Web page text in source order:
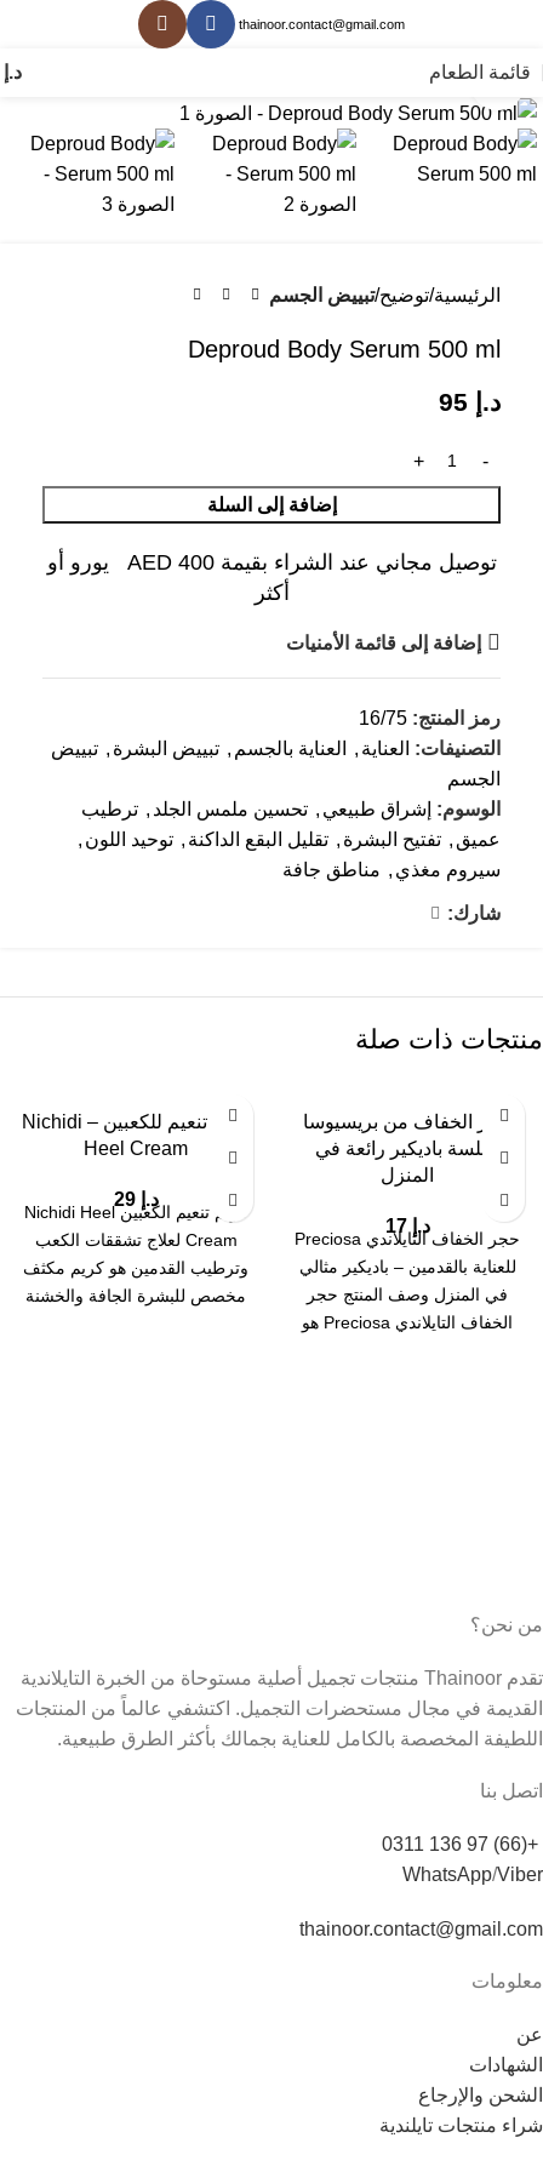
thainoor.contact@gmail.com
قائمة الطعام د.إ
انقر للتكبير
الرئيسية توضيح تبييض الجسم
Deproud Body Serum 500 ml
د.إ
إضافة إلى السلة
توصيل مجاني عند الشراء بقيمة AED 400 يورو أو
أكثر
إضافة إلى قائمة الأمنيات
رمز المنتج: 16/75
التصنيفات: العناية , العناية بالجسم , تبييض البشرة , تبييض
الجسم
الوسوم: إشراق طبيعي , تحسين ملمس الجلد , ترطيب
عميق , تفتيح البشرة , تقليل البقع الداكنة , توحيد اللون ,
سيروم مغذي , مناطق جافة
شارك:
منتجات ذات صلة
حجر الخفاف من بريسيوسا
لجلسة باديكير رائعة في
المنزل
د.إ 17
حجر الخفاف التايلاندي Preciosa
للعناية بالقدمين – باديكير مثالي
في المنزل وصف المنتج حجر
الخفاف التايلاندي Preciosa هو
كريم تنعيم للكعبين – Nichidi
Heel Cream
د.إ 29
كريم تنعيم الكعبين Nichidi Heel
Cream لعلاج تشققات الكعب
وترطيب القدمين هو كريم مكثف
مخصص للبشرة الجافة والخشنة
من نحن؟
تقدم Thainoor منتجات تجميل أصلية مستوحاة من الخبرة التايلاندية
القديمة في مجال مستحضرات التجميل. اكتشفي عالماً من المنتجات
اللطيفة المخصصة بالكامل للعناية بجمالك بأكثر الطرق طبيعية.
اتصل بنا
+(66) 97 136 0311
WhatsApp/Viber
thainoor.contact@gmail.com
معلومات
عن
الشهادات
الشحن والإرجاع
شراء منتجات تايلندية